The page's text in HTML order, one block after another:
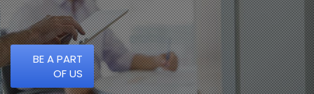
BE A PART
OF US